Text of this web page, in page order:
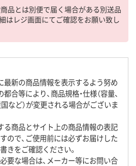
品とは別便で届く場合がある別送品
はレジ画面にてご確認をお願い致し
最新の商品情報を表示するよう努め
合等により、商品規格・仕様（容量、
など）が変更される場合がございま
る商品とサイト上の商品情報の表記
ので、ご使用前には必ずお届けした
きをご確認ください。
要な場合は、メーカー等にお問い合